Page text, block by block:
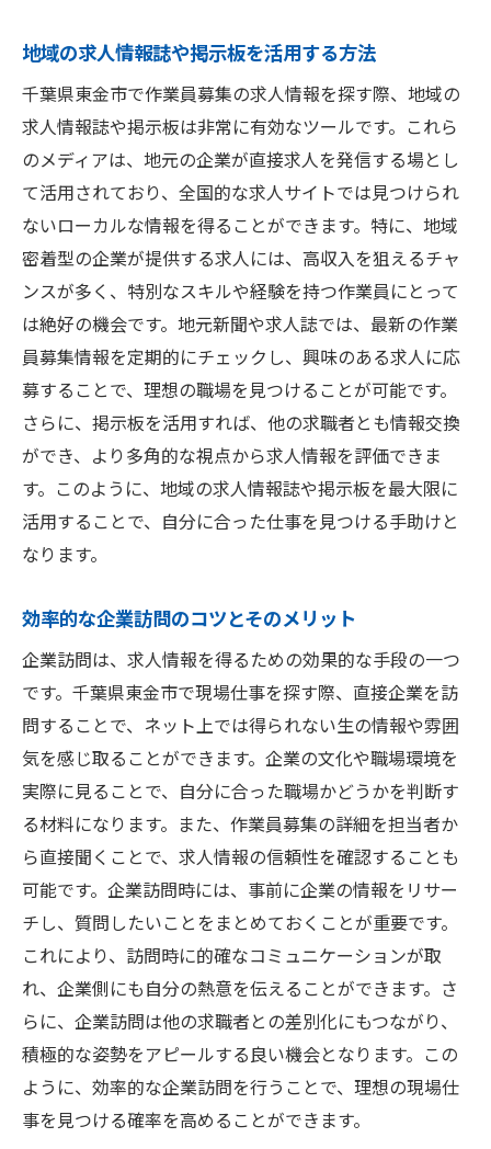
地域の求人情報誌や掲示板を活用する方法
千葉県東金市で作業員募集の求人情報を探す際、地域の
求人情報誌や掲示板は非常に有効なツールです。これら
のメディアは、地元の企業が直接求人を発信する場とし
て活用されており、全国的な求人サイトでは見つけられ
ないローカルな情報を得ることができます。特に、地域
密着型の企業が提供する求人には、高収入を狙えるチャ
ンスが多く、特別なスキルや経験を持つ作業員にとって
は絶好の機会です。地元新聞や求人誌では、最新の作業
員募集情報を定期的にチェックし、興味のある求人に応
募することで、理想の職場を見つけることが可能です。
さらに、掲示板を活用すれば、他の求職者とも情報交換
ができ、より多角的な視点から求人情報を評価できま
す。このように、地域の求人情報誌や掲示板を最大限に
活用することで、自分に合った仕事を見つける手助けと
なります。
効率的な企業訪問のコツとそのメリット
企業訪問は、求人情報を得るための効果的な手段の一つ
です。千葉県東金市で現場仕事を探す際、直接企業を訪
問することで、ネット上では得られない生の情報や雰囲
気を感じ取ることができます。企業の文化や職場環境を
実際に見ることで、自分に合った職場かどうかを判断す
る材料になります。また、作業員募集の詳細を担当者か
ら直接聞くことで、求人情報の信頼性を確認することも
可能です。企業訪問時には、事前に企業の情報をリサー
チし、質問したいことをまとめておくことが重要です。
これにより、訪問時に的確なコミュニケーションが取
れ、企業側にも自分の熱意を伝えることができます。さ
らに、企業訪問は他の求職者との差別化にもつながり、
積極的な姿勢をアピールする良い機会となります。この
ように、効率的な企業訪問を行うことで、理想の現場仕
事を見つける確率を高めることができます。